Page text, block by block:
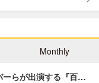
Monthly
ーらが出演する『百…